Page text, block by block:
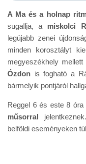
A Ma és a holnap
sugallja, a miskolci
legújabb zenei
minden korosztályt
megyeszékhely mellett
Ózdon is fogható a
bármelyik pontjáról
Reggel 6 és este 8
műsorral
belföldi eseményeken